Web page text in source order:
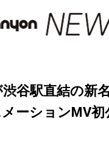
谷駅直結の新
ーションMV初